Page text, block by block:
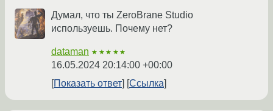
Думал, что ты ZeroBrane Studio
используешь. Почему нет?
dataman ★★★★★
16.05.2024 20:14:00 +00:00
Показать ответ
Ссылка